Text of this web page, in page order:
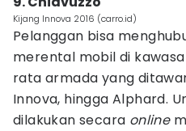
Kijang Innova 2016 (carro.id)
Pelanggan bisa
merental mobil di
rata armada yang
Innova, hingga Alphard.
dilakukan secara online